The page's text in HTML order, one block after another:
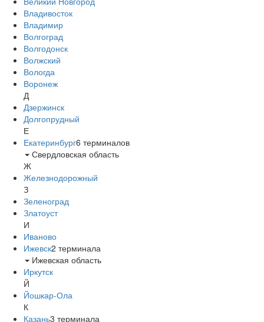
Владивосток
Владимир
Волгоград
Волгодонск
Волжский
Вологда
Воронеж
Д
Дзержинск
Долгопрудный
Е
Екатеринбург6 терминалов
Свердловская область
Ж
Железнодорожный
З
Зеленоград
Златоуст
И
Иваново
Ижевск2 терминала
Ижевская область
Иркутск
Й
Йошкар-Ола
К
Казань3 терминала